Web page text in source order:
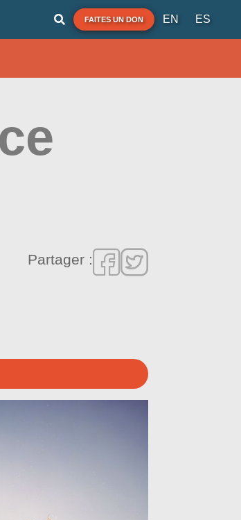
FAITES UN DON EN ES
Partager :